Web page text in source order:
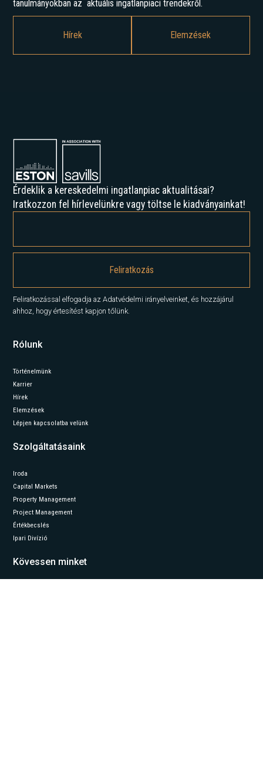
tanulmányokban az aktuális ingatlanpiaci trendekről.
Hírek Elemzések
Érdeklik a kereskedelmi ingatlanpiac aktualitásai?
Iratkozzon fel hírlevelünkre vagy töltse le kiadványainkat!
Feliratkozással elfogadja az Adatvédelmi irányelveinket, és hozzájárul
ahhoz, hogy értesítést kapjon tőlünk.
Rólunk
Történelmünk
Karrier
Hírek
Elemzések
Lépjen kapcsolatba velünk
Szolgáltatásaink
Iroda
Capital Markets
Property Management
Project Management
Értékbecslés
Ipari Divízió
Kövessen minket